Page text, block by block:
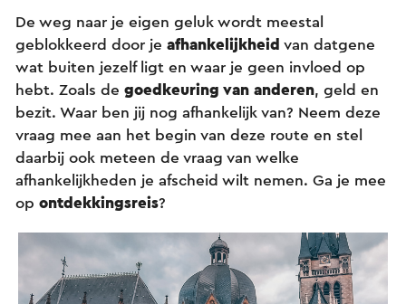
De weg naar je eigen geluk wordt meestal
geblokkeerd door je afhankelijkheid van datgene
wat buiten jezelf ligt en waar je geen invloed op
hebt. Zoals de goedkeuring van anderen, geld en
bezit. Waar ben jij nog afhankelijk van? Neem deze
vraag mee aan het begin van deze route en stel
daarbij ook meteen de vraag van welke
afhankelijkheden je afscheid wilt nemen. Ga je mee
op ontdekkingsreis?